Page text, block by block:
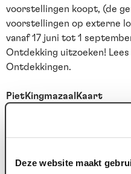
Deze website maakt
voorstellingen koopt, (de
voorstellingen op externe
vanaf 17 juni tot 1
Ontdekking uitzoeken! Lees
Ontdekkingen.
PietKingmazaalKaart
Met de
per persoon onbeperkt
onze Piet Kingma zaal. De
Vrienden krijgen € 10